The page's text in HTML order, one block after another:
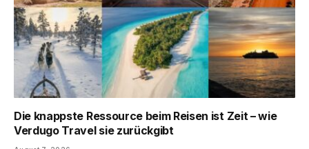
Die knappste Ressource beim Reisen ist Zeit – wie
Verdugo Travel sie zurückgibt